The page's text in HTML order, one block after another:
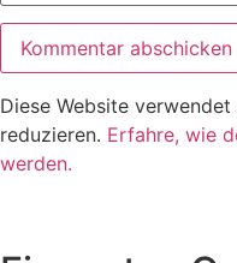
Diese Website
reduzieren. Erfahre, wie
werden.